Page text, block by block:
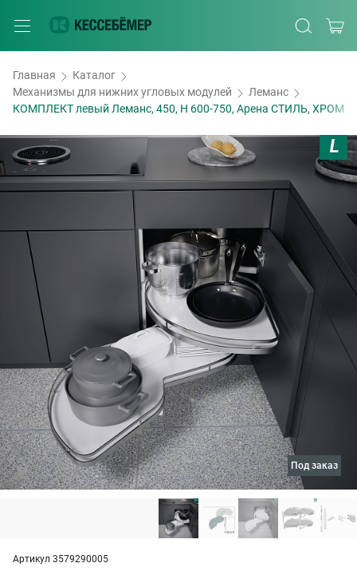
Главная
Каталог
Механизмы для нижних угловых модулей
Леманс
КОМПЛЕКТ левый Леманс, 450, H 600-750, Арена СТИЛЬ, ХРОМ
под заказ
Артикул 3579290005